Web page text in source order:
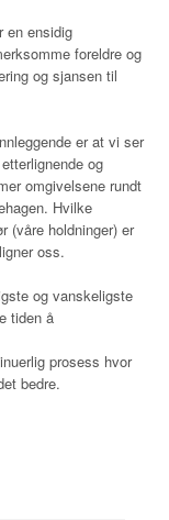
en ensidig
foreldre og
og sjansen til
er at vi ser
og
omgivelsene rundt
Hvilke
(våre holdninger) er
oss.
og vanskeligste
tiden å
prosess hvor
bedre.